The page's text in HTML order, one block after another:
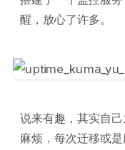
醒，放心了许多。
说来有趣，其实自
麻烦，每次迁移或